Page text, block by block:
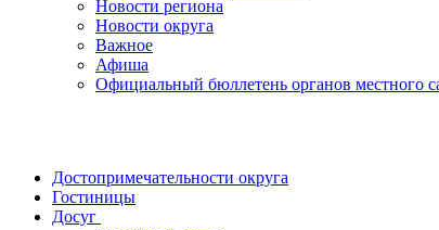
Новости региона
Новости округа
Важное
Афиша
Официальный бюллетень органов местного
Достопримечательности округа
Гостиницы
Досуг